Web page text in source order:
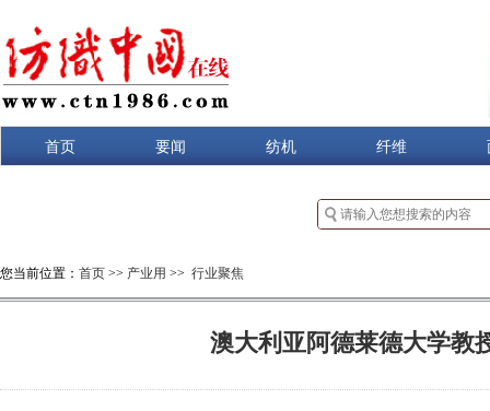
首页 要闻 纺机 纤维
您当前位置： 首页 >> 产业用 >> 行业聚焦
澳大利亚阿德莱德大学教